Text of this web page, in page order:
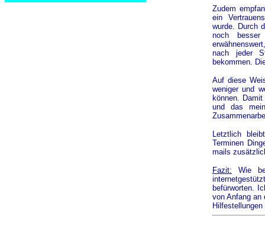
Zudem
ein
wurde. Durch
noch
nach jeder
bekommen.
Auf diese
weniger und
können.
und das
Letztlich
Terminen
mails
Fazit: Wie
befürworten.
von Anfang